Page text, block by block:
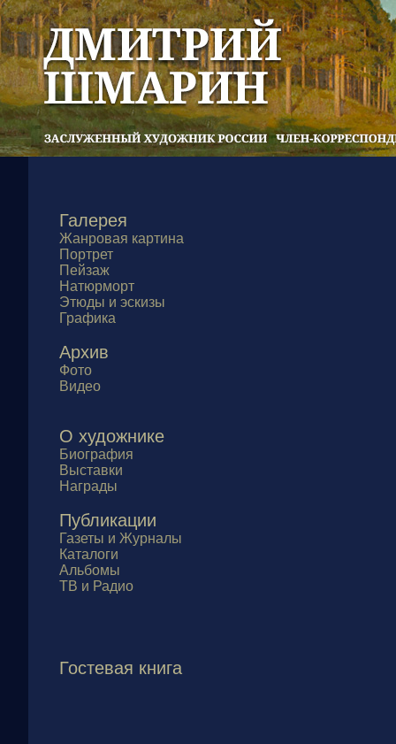
Галерея
Жанровая картина
Портрет
Пейзаж
Натюрморт
Этюды и эскизы
Графика
Архив
Фото
Видео
О художнике
Биография
Выставки
Награды
Публикации
Газеты и Журналы
Каталоги
Альбомы
ТВ и Радио
Гостевая книга